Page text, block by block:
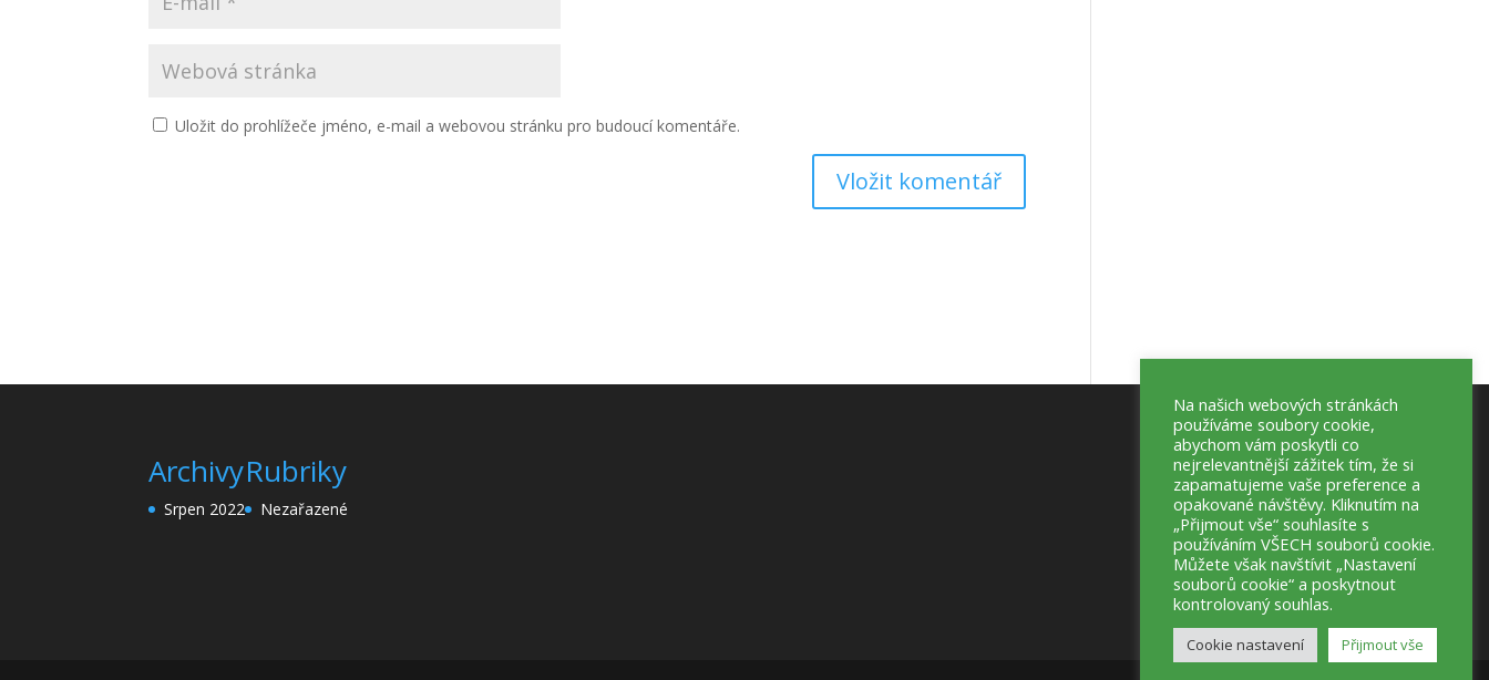
Uložit do prohlížeče jméno, e-mail a webovou stránku pro budoucí komentáře.
Archivy
Srpen 2022
Rubriky
Nezařazené
Na našich webových stránkách
používáme soubory cookie,
abychom vám poskytli co
nejrelevantnější zážitek tím, že si
zapamatujeme vaše preference a
opakované návštěvy. Kliknutím na
„Přijmout vše“ souhlasíte s
používáním VŠECH souborů cookie.
Můžete však navštívit „Nastavení
souborů cookie“ a poskytnout
kontrolovaný souhlas.
Cookie nastavení Přijmout vše